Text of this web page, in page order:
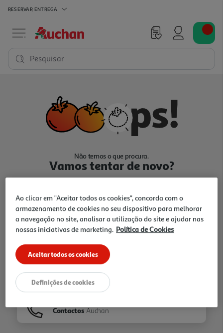
RESERVAR ENTREGA
Pesquisar
Não temos o que procura.
Vamos tentar de novo?
Ir para Homepage
Folhetos
Contactos Auchan
Ao clicar em "Aceitar todos os cookies", concorda com o
armazenamento de cookies no seu dispositivo para melhorar
a navegação no site, analisar a utilização do site e ajudar nas
nossas iniciativas de marketing. Política de Cookies
Aceitar todos os cookies
Definições de cookies